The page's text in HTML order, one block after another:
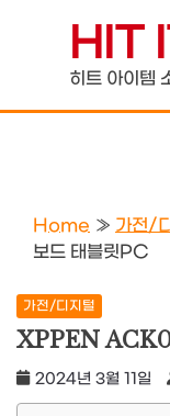
contentHIT
히트 아이템
Home » 가전/
보드 태블릿PC
가전/디지털
XPPEN
2024년 3월 11일